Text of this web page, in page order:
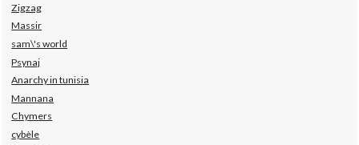
Zigzag
Massir
sam\'s world
Psynaj
Anarchy in tunisia
Mannana
Chymers
cybèle